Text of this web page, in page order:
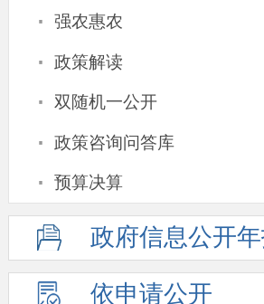
· 强农惠农
· 政策解读
· 双随机一公开
· 政策咨询问答库
· 预算决算
政府信息公开
依申请公开